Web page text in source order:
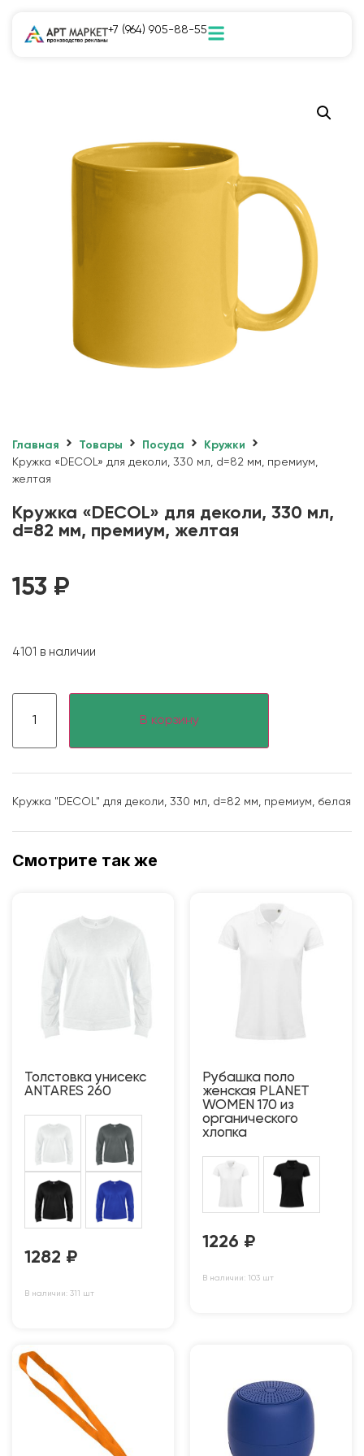
+7 (964) 905-88-55
Главная Товары Посуда
Кружки
Кружка «DECOL» для деколи, 330 мл, d=82 мм, премиум,
желтая
Кружка «DECOL» для деколи, 330 мл,
d=82 мм, премиум, желтая
153 ₽
4101 в наличии
В корзину
Кружка "DECOL" для деколи, 330 мл, d=82 мм, премиум, белая
Смотрите так же
Толстовка унисекс
ANTARES 260
1282 ₽
В наличии: 311 шт
Рубашка поло
женская PLANET
WOMEN 170 из
органического
хлопка
1226 ₽
В наличии: 103 шт